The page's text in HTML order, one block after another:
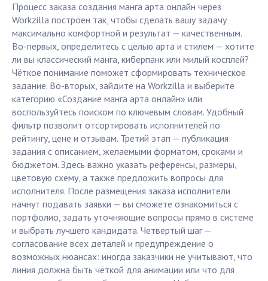
Процесс заказа создания манга арта онлайн через
Workzilla построен так, чтобы сделать вашу задачу
максимально комфортной и результат — качественным.
Во-первых, определитесь с целью арта и стилем — хотите
ли вы классический манга, киберпанк или милый косплей?
Чёткое понимание поможет сформировать техническое
задание. Во-вторых, зайдите на Workzilla и выберите
категорию «Создание манга арта онлайн» или
воспользуйтесь поиском по ключевым словам. Удобный
фильтр позволит отсортировать исполнителей по
рейтингу, цене и отзывам. Третий этап — публикация
задания с описанием, желаемыми форматом, сроками и
бюджетом. Здесь важно указать референсы, размеры,
цветовую схему, а также предложить вопросы для
исполнителя. После размещения заказа исполнители
начнут подавать заявки — вы сможете ознакомиться с
портфолио, задать уточняющие вопросы прямо в системе
и выбрать лучшего кандидата. Четвертый шаг —
согласование всех деталей и предупреждение о
возможных нюансах: иногда заказчики не учитывают, что
линия должна быть чёткой для анимации или что для